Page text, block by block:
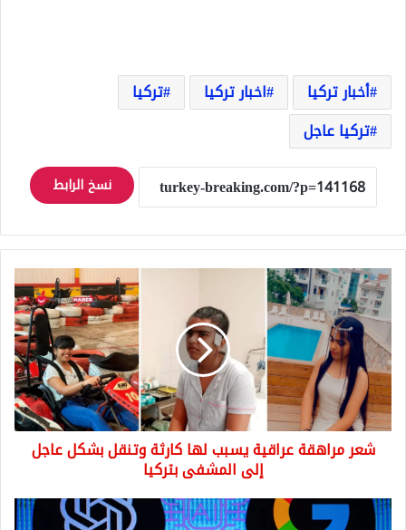
أخبار تركيا اخبار تركيا
تركيا
تركيا عاجل
نسخ الرابط
شعر
مراهقة
عراقية
يسبب
لها
كارثة
وتنقل
بشكل
عاجل
شعر مراهقة عراقية يسبب لها كارثة وتنقل بشكل عاجل
إلى المشفى بتركيا
مقارنة